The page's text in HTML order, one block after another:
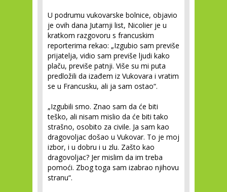
U podrumu vukovarske bolnice, objavio
je ovih dana Jutarnji list, Nicolier je u
kratkom razgovoru s francuskim
reporterima rekao: „Izgubio sam previše
prijatelja, vidio sam previše ljudi kako
plaču, previše patnji. Više su mi puta
predložili da izađem iz Vukovara i vratim
se u Francusku, ali ja sam ostao“.
„Izgubili smo. Znao sam da će biti
teško, ali nisam mislio da će biti tako
strašno, osobito za civile. Ja sam kao
dragovoljac došao u Vukovar. To je moj
izbor, i u dobru i u zlu. Zašto kao
dragovoljac? Jer mislim da im treba
pomoći. Zbog toga sam izabrao njihovu
stranu“.